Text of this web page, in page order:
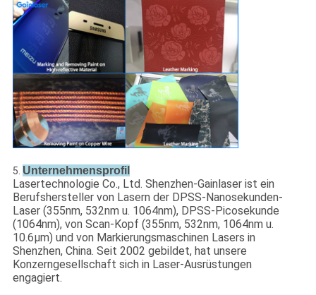
5. Unternehmensprofil
Lasertechnologie Co., Ltd. Shenzhen-Gainlaser ist ein
Berufshersteller von Lasern der DPSS-Nanosekunden-
Laser (355nm, 532nm u. 1064nm), DPSS-Picosekunde
(1064nm), von Scan-Kopf (355nm, 532nm, 1064nm u.
10.6μm) und von Markierungsmaschinen Lasers in
Shenzhen, China. Seit 2002 gebildet, hat unsere
Konzerngesellschaft sich in Laser-Ausrüstungen
engagiert.